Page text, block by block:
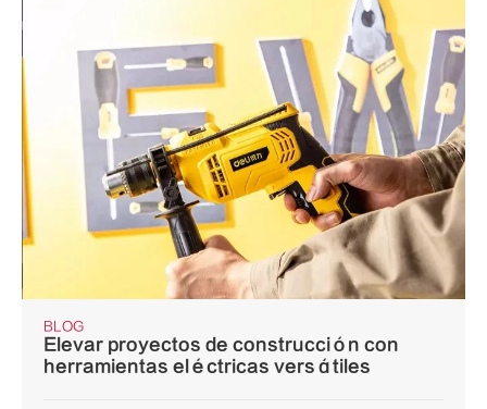
BLOG
Elevar proyectos de construcción con
herramientas eléctricas versátiles